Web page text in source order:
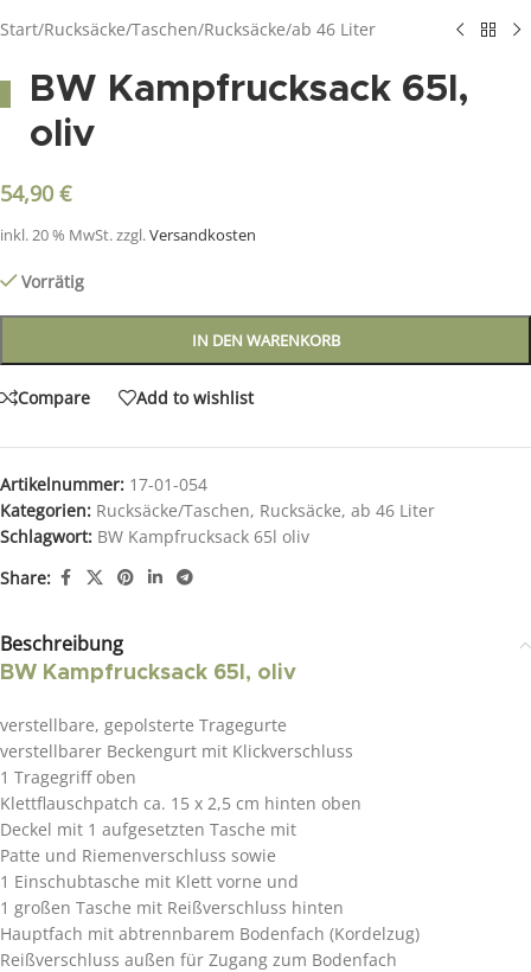
Start/Rucksäcke/Taschen/Rucksäcke/ab 46 Liter
BW Kampfrucksack 65l,
oliv
54,90 €
inkl. 20 % MwSt.zzgl.Versandkosten
Vorrätig
IN DEN WARENKORB
Compare Add to wishlist
Artikelnummer: 17-01-054
Kategorien: Rucksäcke/Taschen, Rucksäcke, ab 46 Liter
Schlagwort: BW Kampfrucksack 65l oliv
Share:
Beschreibung
BW Kampfrucksack 65l, oliv
verstellbare, gepolsterte Tragegurte
verstellbarer Beckengurt mit Klickverschluss
1 Tragegriff oben
Klettflauschpatch ca. 15 x 2,5 cm hinten oben
Deckel mit 1 aufgesetzten Tasche mit
Patte und Riemenverschluss sowie
1 Einschubtasche mit Klett vorne und
1 großen Tasche mit Reißverschluss hinten
Hauptfach mit abtrennbarem Bodenfach (Kordelzug)
Reißverschluss außen für Zugang zum Bodenfach